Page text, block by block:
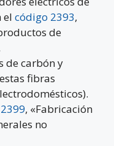
el código 2393,
de
de carbón y
fibras
, «Fabricación
no